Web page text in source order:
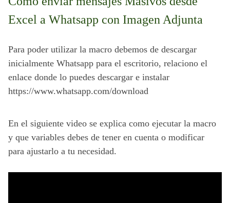
Excel a Whatsapp con Imagen Adjunta
Para poder utilizar la macro debemos de descargar
inicialmente Whatsapp para el escritorio, relaciono el
https://www.whatsapp.com/download
En el siguiente video se explica como ejecutar la macro
y que variables debes de tener en cuenta o modificar
para ajustarlo a tu necesidad.